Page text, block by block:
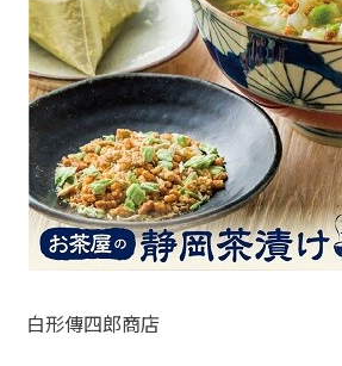
白形傳四郎商店